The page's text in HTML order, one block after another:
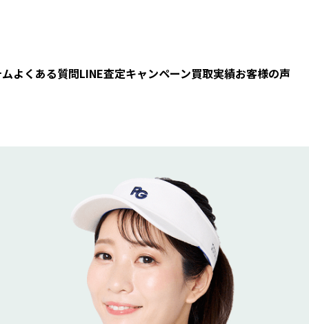
よくある質問LINE査定キャンペーン買取実績お客様の声